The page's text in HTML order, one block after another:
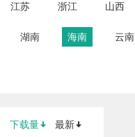
江苏 浙江 山西
湖南 海南 云南
下载量 最新